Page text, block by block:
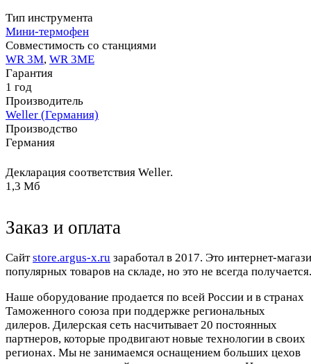
Тип инструмента
Мини-термофен
Совместимость со станциями
WR 3M, WR 3ME
Гарантия
1 год
Производитель
Weller (Германия)
Производство
Германия
Декларация соответствия Weller.
1,3 Мб
Заказ и оплата
Cайтstore.argus-x.ru заработал в 2017. Это интернет-
популярных товаров на складе, но это не всегда
Наше оборудование продается по всей России и в странах
Таможенного союза при поддержке региональных
дилеров. Дилерская сеть насчитывает 20 постоянных
партнеров, которые продвигают новые технологии в своих
регионах. Мы не занимаемся оснащением больших цехов